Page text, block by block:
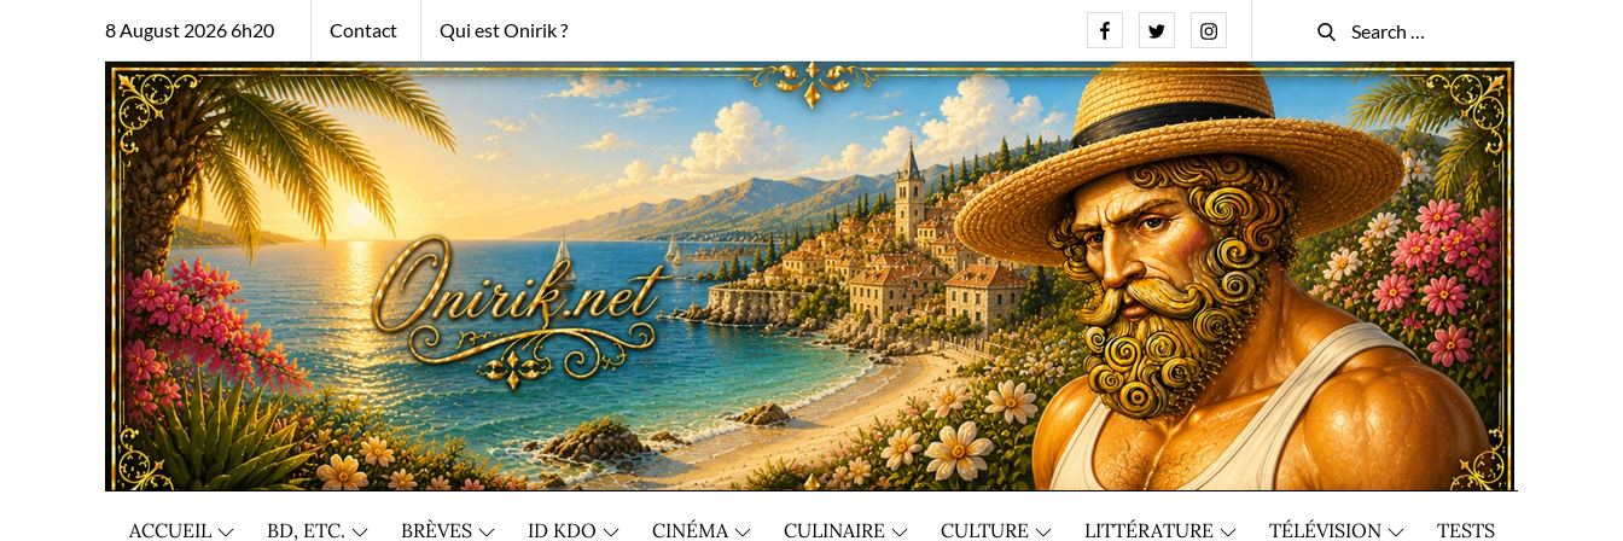
8 August 2026 6h20 Contact Qui est Onirik ? FacebookTwitterInstagram
Search
for:
Search
ACCUEIL BD, ETC. BRÈVES ID KDO CINÉMA CULINAIRE CULTURE LITTÉRATURE TÉLÉVISION TESTS